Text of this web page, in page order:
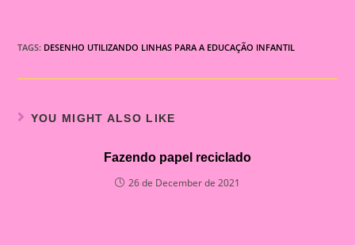
TAGS: DESENHO UTILIZANDO LINHAS PARA A EDUCAÇÃO INFANTIL
YOU MIGHT ALSO LIKE
Fazendo papel reciclado
26 de December de 2021